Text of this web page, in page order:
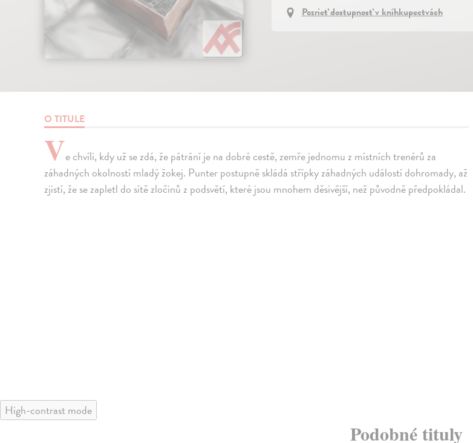
Pozrieť dostupnosť v kníhkupectvách
O TITULE
Ve chvíli, kdy už se zdá, že pátrání je na dobré cestě, zemře jednomu z místních trenérů za
záhadných okolností mladý žokej. Punter postupně skládá střípky záhadných událostí dohromady, až
zjistí, že se zapletl do sítě zločinů z podsvětí, které jsou mnohem děsivější, než původně předpokládal.
High-contrast mode
Podobné tituly